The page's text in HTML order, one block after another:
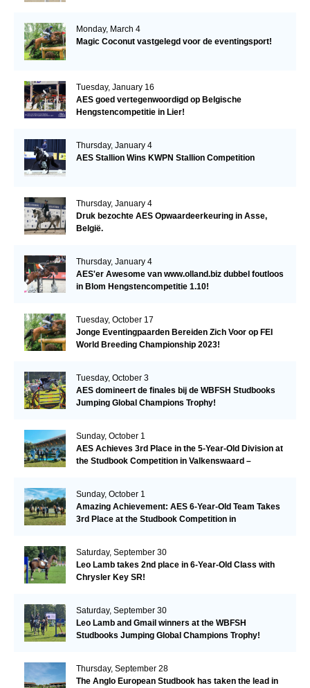
Monday, March 4
Magic Coconut vastgelegd voor de eventingsport!
Tuesday, January 16
AES goed vertegenwoordigd op Belgische
Hengstencompetitie in Lier!
Thursday, January 4
AES Stallion Wins KWPN Stallion Competition
Thursday, January 4
Druk bezochte AES Opwaardeerkeuring in Asse,
België.
Thursday, January 4
AES'er Awesome van www.olland.biz dubbel foutloos
in Blom Hengstencompetitie 1.10!
Tuesday, October 17
Jonge Eventingpaarden Bereiden Zich Voor op FEI
World Breeding Championship 2023!
Tuesday, October 3
AES domineert de finales bij de WBFSH Studbooks
Jumping Global Champions Trophy!
Sunday, October 1
AES Achieves 3rd Place in the 5-Year-Old Division at
the Studbook Competition in Valkenswaard –
Sunday, October 1
Amazing Achievement: AES 6-Year-Old Team Takes
3rd Place at the Studbook Competition in
Saturday, September 30
Leo Lamb takes 2nd place in 6-Year-Old Class with
Chrysler Key SR!
Saturday, September 30
Leo Lamb and Gmail winners at the WBFSH
Studbooks Jumping Global Champions Trophy!
Thursday, September 28
The Anglo European Studbook has taken the lead in